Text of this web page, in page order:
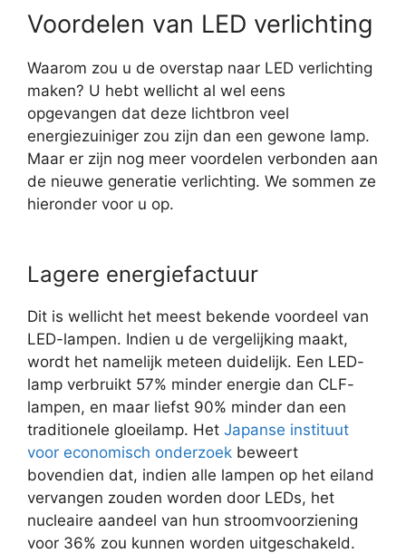
Voordelen van LED verlichting
Waarom zou u de overstap naar LED verlichting
maken? U hebt wellicht al wel eens
opgevangen dat deze lichtbron veel
energiezuiniger zou zijn dan een gewone lamp.
Maar er zijn nog meer voordelen verbonden aan
de nieuwe generatie verlichting. We sommen ze
hieronder voor u op.
Lagere energiefactuur
Dit is wellicht het meest bekende voordeel van
LED-lampen. Indien u de vergelijking maakt,
wordt het namelijk meteen duidelijk. Een LED-
lamp verbruikt 57% minder energie dan CLF-
lampen, en maar liefst 90% minder dan een
traditionele gloeilamp. Het Japanse instituut
voor economisch onderzoek beweert
bovendien dat, indien alle lampen op het eiland
vervangen zouden worden door LEDs, het
nucleaire aandeel van hun stroomvoorziening
voor 36% zou kunnen worden uitgeschakeld.